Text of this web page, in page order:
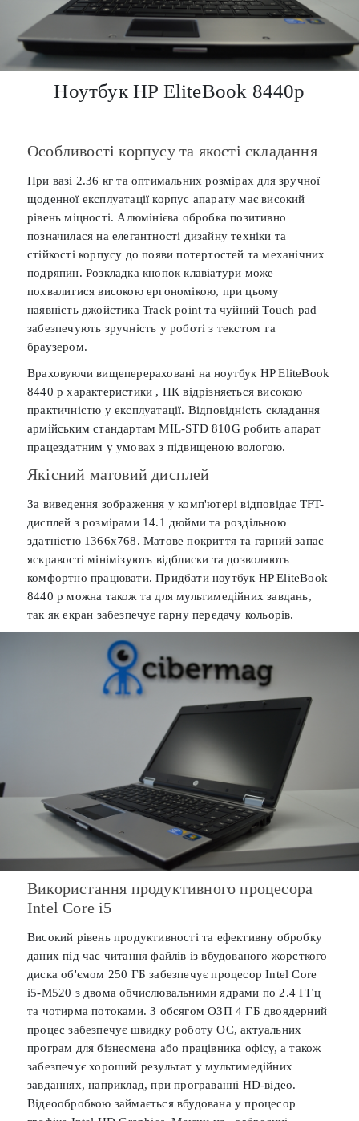
Ноутбук HP EliteBook 8440p
Особливості корпусу та якості складання
При вазі 2.36 кг та оптимальних розмірах для зручної
щоденної експлуатації корпус апарату має високий
рівень міцності. Алюмінієва обробка позитивно
позначилася на елегантності дизайну техніки та
стійкості корпусу до появи потертостей та механічних
подряпин. Розкладка кнопок клавіатури може
похвалитися високою ергономікою, при цьому
наявність джойстика Track point та чуйний Touch pad
забезпечують зручність у роботі з текстом та
браузером.
Враховуючи вищеперераховані на ноутбук HP EliteBook
8440 p характеристики , ПК відрізняється високою
практичністю у експлуатації. Відповідність складання
армійським стандартам MIL-STD 810G робить апарат
працездатним у умовах з підвищеною вологою.
Якісний матовий дисплей
За виведення зображення у комп'ютері відповідає TFT-
дисплей з розмірами 14.1 дюйми та роздільною
здатністю 1366х768. Матове покриття та гарний запас
яскравості мінімізують відблиски та дозволяють
комфортно працювати. Придбати ноутбук HP EliteBook
8440 p можна також та для мультимедійних завдань,
так як екран забезпечує гарну передачу кольорів.
Використання продуктивного процесора
Intel Core i5
Високий рівень продуктивності та ефективну обробку
даних під час читання файлів із вбудованого жорсткого
диска об'ємом 250 ГБ забезпечує процесор Intel Core
i5-M520 з двома обчислювальними ядрами по 2.4 ГГц
та чотирма потоками. З обсягом ОЗП 4 ГБ двоядерний
процес забезпечує швидку роботу ОС, актуальних
програм для бізнесмена або працівника офісу, а також
забезпечує хороший результат у мультимедійних
завданнях, наприклад, при програванні HD-відео.
Відеообробкою займається вбудована у процесор